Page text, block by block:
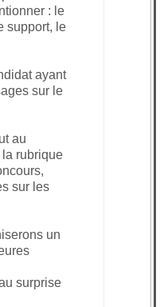
: le
support, le
ayant
sur le
au
rubrique
sur les
un
surprise